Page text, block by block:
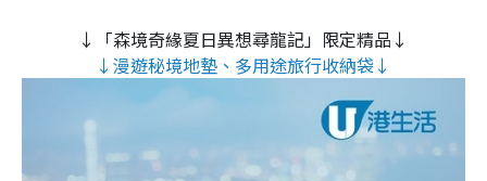
↓「森境奇緣夏日異想尋龍記」限定精品↓
↓漫遊秘境地墊、多用途旅行收納袋↓